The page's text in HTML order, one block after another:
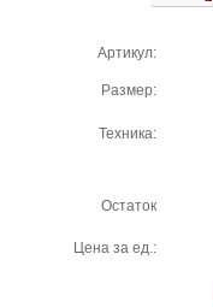
Артикул:
Размер:
Техника:
Остаток
Цена за ед.: